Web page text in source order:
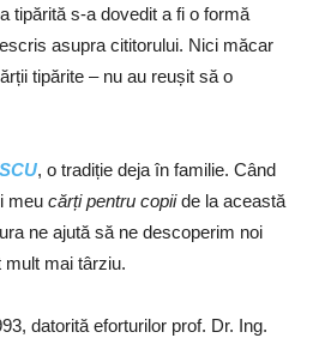
tipărită s-a dovedit a fi o formă
asupra cititorului. Nici măcar
tipărite – nu au reușit să o
, o tradiție deja în familie. Când
meu cărți pentru copiide la această
ne ajută să ne descoperim noi
mai târziu.
datorită eforturilor prof. Dr. Ing.